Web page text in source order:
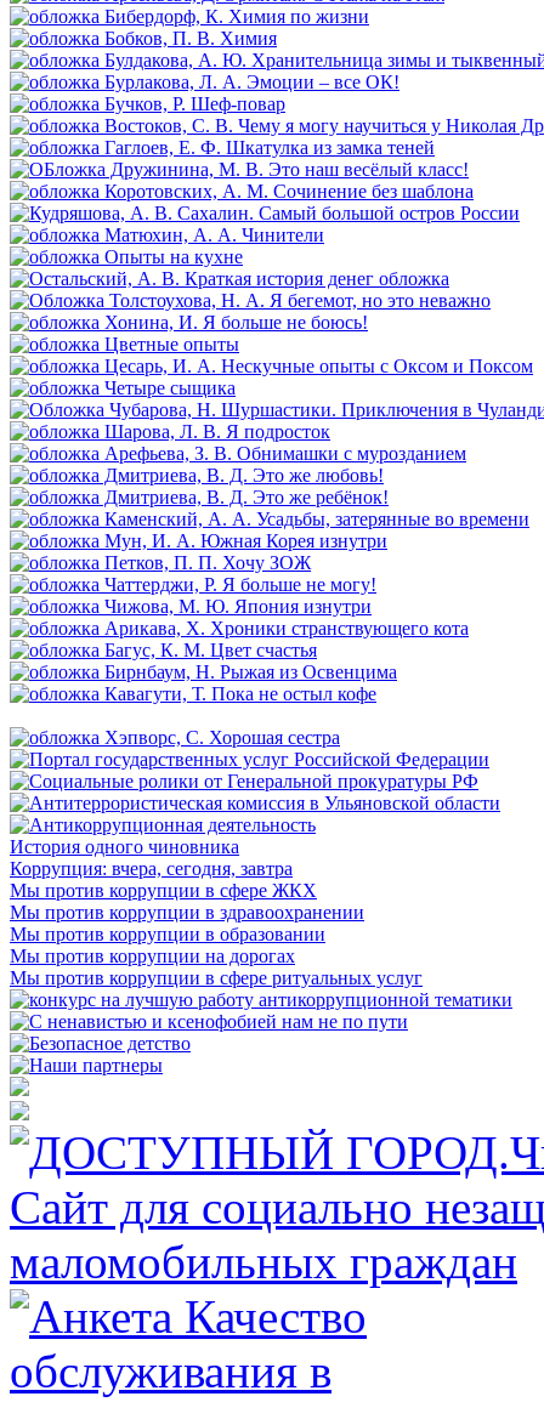
История одного чиновника
Коррупция: вчера, сегодня, завтра
Мы против коррупции в сфере ЖКХ
Мы против коррупции в здравоохранении
Мы против коррупции в образовании
Мы против коррупции на дорогах
Мы против коррупции в сфере ритуальных услуг